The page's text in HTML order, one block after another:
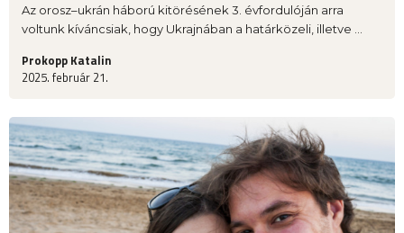
Az orosz–ukrán háború kitörésének 3. évfordulóján arra
voltunk kíváncsiak, hogy Ukrajnában a határközeli, illetve ...
Prokopp Katalin
2025. február 21.